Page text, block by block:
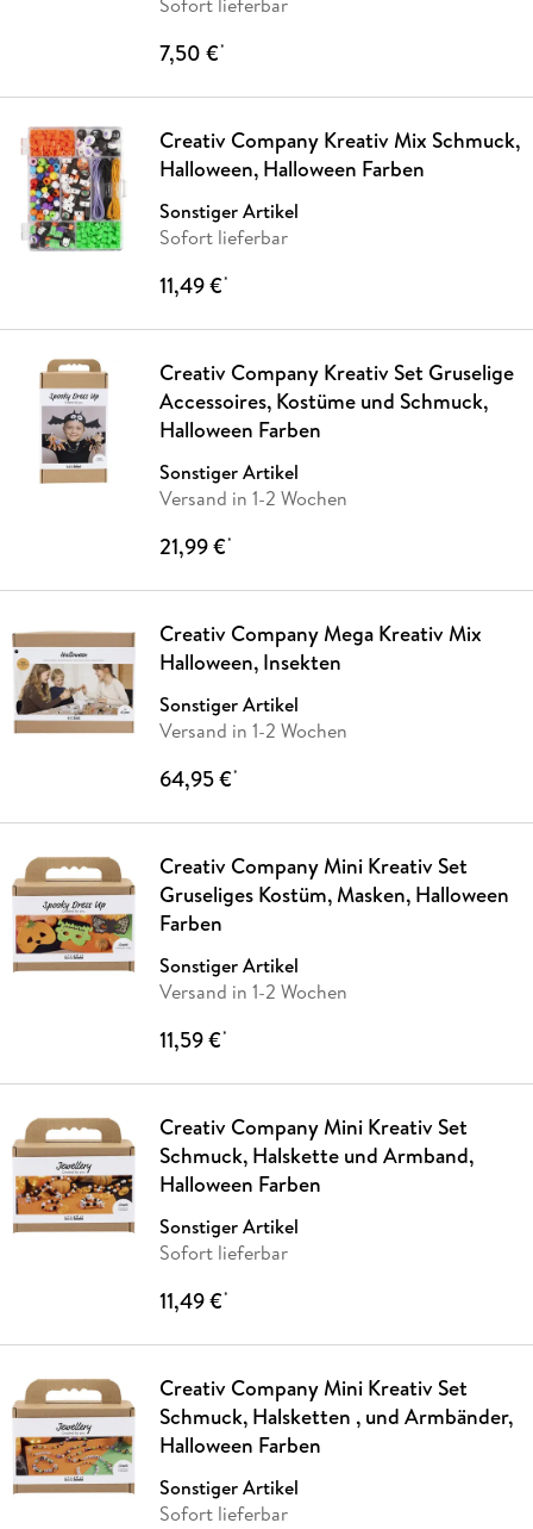
7,50 €*
Creativ Company Kreativ Mix Schmuck,
Halloween, Halloween Farben
Sonstiger Artikel
Sofort lieferbar
11,49 €*
Creativ Company Kreativ Set Gruselige
Accessoires, Kostüme und Schmuck,
Halloween Farben
Sonstiger Artikel
Versand in 1-2 Wochen
21,99 €*
Creativ Company Mega Kreativ Mix
Halloween, Insekten
Sonstiger Artikel
Versand in 1-2 Wochen
64,95 €*
Creativ Company Mini Kreativ Set
Gruseliges Kostüm, Masken, Halloween
Farben
Sonstiger Artikel
Versand in 1-2 Wochen
11,59 €*
Creativ Company Mini Kreativ Set
Schmuck, Halskette und Armband,
Halloween Farben
Sonstiger Artikel
Sofort lieferbar
11,49 €*
Creativ Company Mini Kreativ Set
Schmuck, Halsketten , und Armbänder,
Halloween Farben
Sonstiger Artikel
Sofort lieferbar